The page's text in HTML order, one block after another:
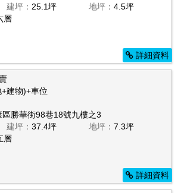
建坪： 25.1坪 地坪：4.5坪
層
詳細資料
建物)+車位
區勝華街98巷18號九樓之3
建坪： 37.4坪 地坪：7.3坪
層
詳細資料